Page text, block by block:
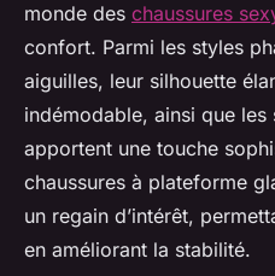
monde des chaussures
confort. Parmi les styles
aiguilles, leur silhouette
indémodable, ainsi que
apportent une touche
chaussures à plateforme
un regain d’intérêt,
en améliorant la stabilité.